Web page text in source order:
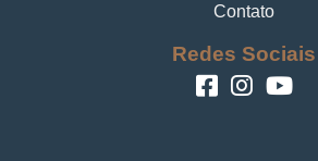
Contato
Redes Sociais